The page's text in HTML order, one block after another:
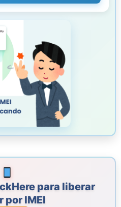
para liberar
por IMEI